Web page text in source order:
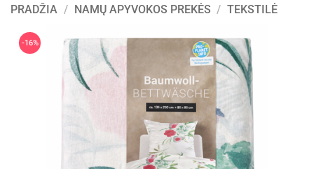
PRADŽIA / NAMŲ APYVOKOS PREKĖS / TEKSTILĖ
-16%